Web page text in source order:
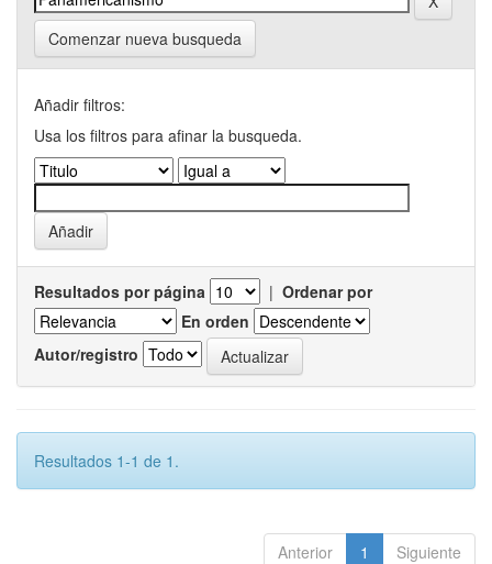
Comenzar nueva busqueda
Añadir filtros:
Usa los filtros para afinar la busqueda.
Resultados por página | Ordenar por
En orden
Autor/registro
Resultados 1-1 de 1.
Anterior 1 Siguiente